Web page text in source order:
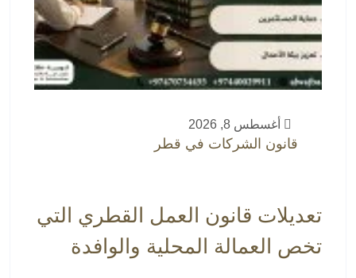
أغسطس 8, 2026
قانون الشركات في قطر
تعديلات قانون العمل القطري التي
تخص العمالة المحلية والوافدة